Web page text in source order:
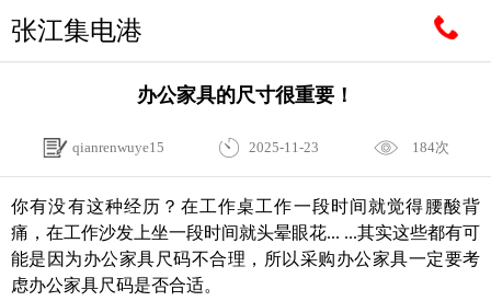
张江集电港
办公家具的尺寸很重要！
qianrenwuye15 2025-11-23 184次
你有没有这种经历？在工作桌工作一段时间就觉得腰酸背
痛，在工作沙发上坐一段时间就头晕眼花... ...其实这些都有可
能是因为办公家具尺码不合理，所以采购办公家具一定要考
虑办公家具尺码是否合适。